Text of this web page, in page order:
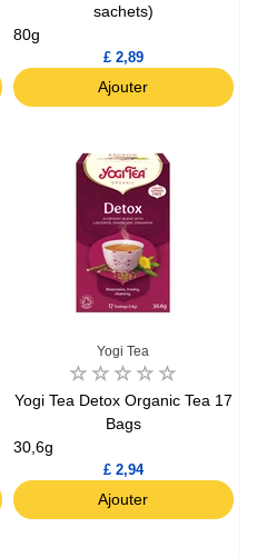
sachets)
80g
£ 2,89
Ajouter
Yogi Tea
Yogi Tea Detox Organic Tea 17
Bags
30,6g
£ 2,94
Ajouter